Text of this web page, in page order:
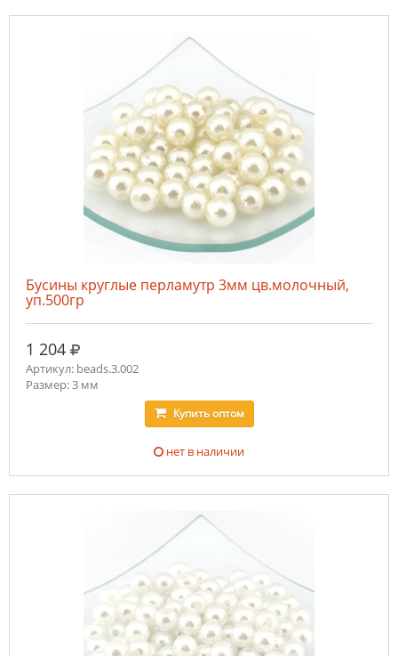
Бусины круглые перламутр 3мм цв.молочный,
уп.500гр
1 204 руб.
Артикул: beads.3.002
Размер: 3 мм
Купитьоптом
нет в наличии